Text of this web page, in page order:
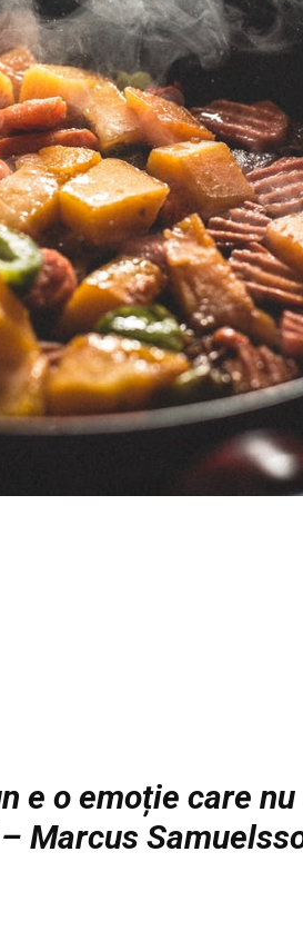
e o emoție care
Marcus